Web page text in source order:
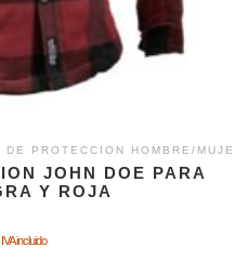
PROTECCION HOMBRE/
JOHN DOE PARA
Y ROJA
IVA incluido